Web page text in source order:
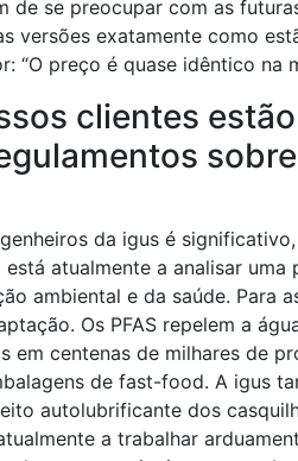
de se preocupar com as
versões exatamente como
“O preço é quase idêntico na
clientes
sobre
da igus é
está atualmente a analisar
ambiental e da saúde. Para
Os PFAS repelem a
em centenas de milhares de
de fast-food. A igus
autolubrificante dos
a trabalhar